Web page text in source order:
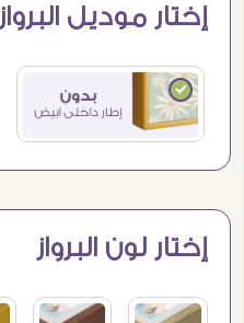
إختار موديل البرواز
إختار لون البرواز